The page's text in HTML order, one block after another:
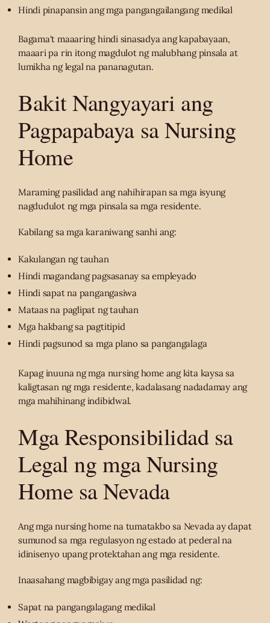
Hindi pinapansin ang mga pangangailangang medikal
Bagama't maaaring hindi sinasadya ang kapabayaan,
maaari pa rin itong magdulot ng malubhang pinsala at
lumikha ng legal na pananagutan.
Bakit Nangyayari ang
Pagpapabaya sa Nursing
Home
Maraming pasilidad ang nahihirapan sa mga isyung
nagdudulot ng mga pinsala sa mga residente.
Kabilang sa mga karaniwang sanhi ang:
Kakulangan ng tauhan
Hindi magandang pagsasanay sa empleyado
Hindi sapat na pangangasiwa
Mataas na paglipat ng tauhan
Mga hakbang sa pagtitipid
Hindi pagsunod sa mga plano sa pangangalaga
Kapag inuuna ng mga nursing home ang kita kaysa sa
kaligtasan ng mga residente, kadalasang nadadamay ang
mga mahihinang indibidwal.
Mga Responsibilidad sa
Legal ng mga Nursing
Home sa Nevada
Ang mga nursing home na tumatakbo sa Nevada ay dapat
sumunod sa mga regulasyon ng estado at pederal na
idinisenyo upang protektahan ang mga residente.
Inaasahang magbibigay ang mga pasilidad ng:
Sapat na pangangalagang medikal